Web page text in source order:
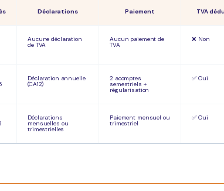
Déclarations Paiement TVA
Aucune déclaration
de TVA
Aucun paiement de
TVA
❌ Non
Déclaration annuelle
(CA12)
2 acomptes
semestriels +
régularisation
✅ Oui
Déclarations
mensuelles ou
trimestrielles
Paiement mensuel ou
trimestriel
✅ Oui